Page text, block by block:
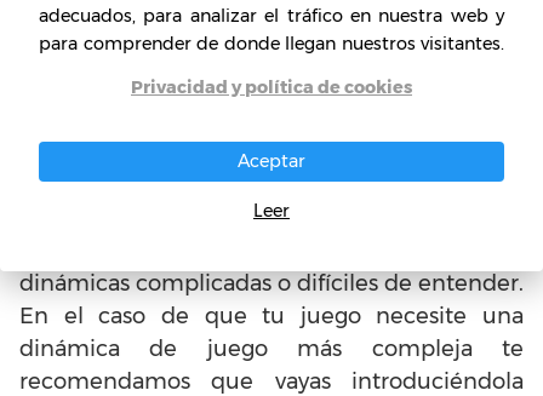
de juegos para teléfonos
paso a paso?
como este, es sumamente importante que
optemos por una idea de juego cuyas
dinámicas de sean fáciles de entender, de esta
dinámicas complicadas o difíciles de entender.
En el caso de que tu juego necesite una
dinámica de juego más compleja te
recomendamos que vayas introduciéndola
adecuados, para analizar el tráfico en nuestra web y
para comprender de donde llegan nuestros visitantes.
Privacidad y política de cookies
Aceptar
Leer